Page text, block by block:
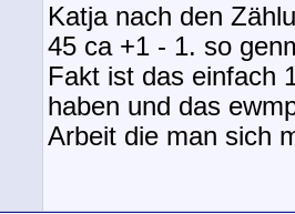
Katja nach den
45 ca +1 - 1. so
Fakt ist das einfach
haben und das
Arbeit die man sich